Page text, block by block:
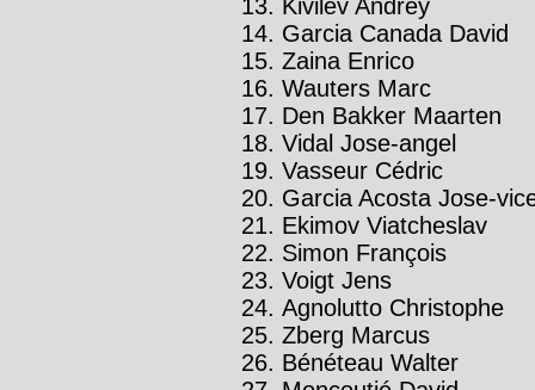
Kivilev Andrey
Garcia Canada David
Zaina Enrico
Wauters Marc
Den Bakker Maarten
Vidal Jose-angel
Vasseur Cédric
Garcia Acosta Jose-
Ekimov Viatcheslav
Simon François
Voigt Jens
Agnolutto Christophe
Zberg Marcus
Bénéteau Walter